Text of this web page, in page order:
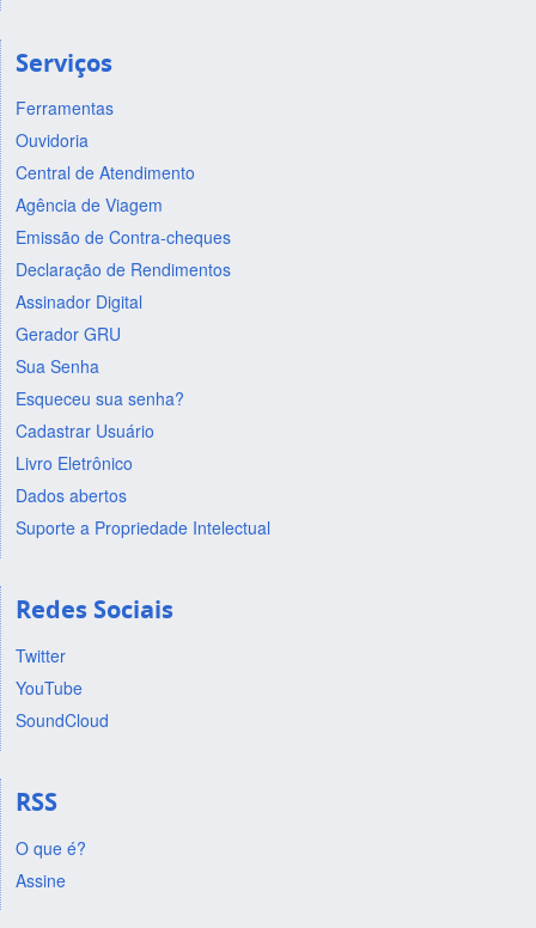
Serviços
Ferramentas
Ouvidoria
Central de Atendimento
Agência de Viagem
Emissão de Contra-cheques
Declaração de Rendimentos
Assinador Digital
Gerador GRU
Sua Senha
Esqueceu sua senha?
Cadastrar Usuário
Livro Eletrônico
Dados abertos
Suporte a Propriedade Intelectual
Redes Sociais
Twitter
YouTube
SoundCloud
RSS
O que é?
Assine